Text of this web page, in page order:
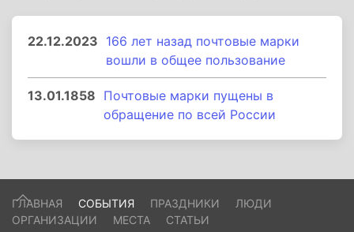
22.12.2023 166 лет назад почтовые марки
вошли в общее пользование
13.01.1858 Почтовые марки пущены в
обращение по всей России
ГЛАВНАЯ СОБЫТИЯ ПРАЗДНИКИ
ЛЮДИ
ОРГАНИЗАЦИИ
МЕСТА СТАТЬИ